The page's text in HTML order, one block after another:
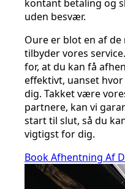
kontant betaling og
uden besvær.
Oure er blot en af de
tilbyder vores
for, at du kan få
effektivt, uanset
dig. Takket være
partnere, kan vi
start til slut, så du
vigtigst for dig.
Book Afhentning Af